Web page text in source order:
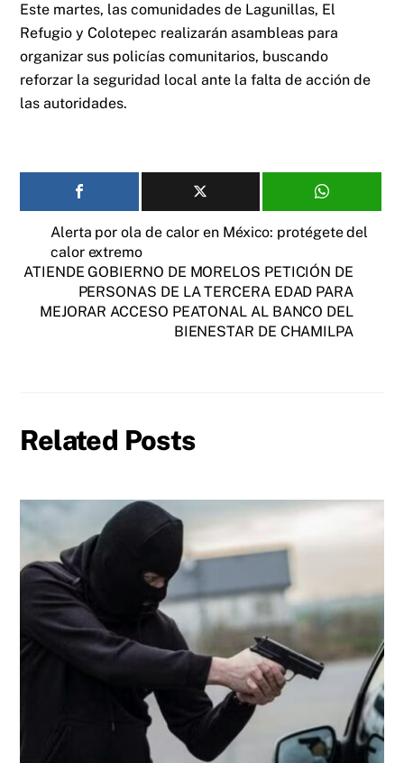
Este martes, las comunidades de Lagunillas, El
Refugio y Colotepec realizarán asambleas para
organizar sus policías comunitarios, buscando
reforzar la seguridad local ante la falta de acción de
las autoridades.
Alerta por ola de calor en México: protégete del
calor extremo
ATIENDE GOBIERNO DE MORELOS PETICIÓN DE
PERSONAS DE LA TERCERA EDAD PARA
MEJORAR ACCESO PEATONAL AL BANCO DEL
BIENESTAR DE CHAMILPA
Related Posts